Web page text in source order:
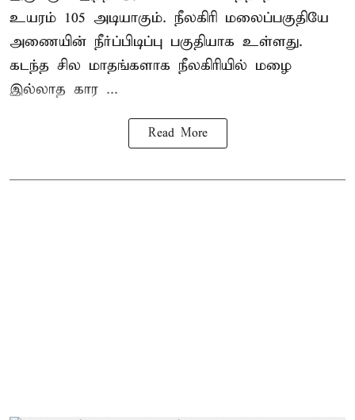
உயரம் 105 அடியாகும். நீலகிரி மலைப்பகுதியே
அணையின் நீர்ப்பிடிப்பு பகுதியாக உள்ளது.
கடந்த சில மாதங்களாக நீலகிரியில் மழை
இல்லாத கார ...
Read More